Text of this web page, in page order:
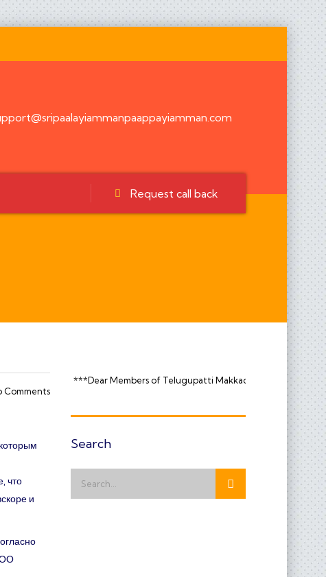
Request call back
Comments
что
и
Makkadavar Kula Temple, We request you to kindly Register
Search